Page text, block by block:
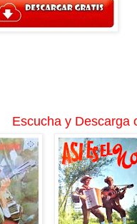
Escucha y Descarga